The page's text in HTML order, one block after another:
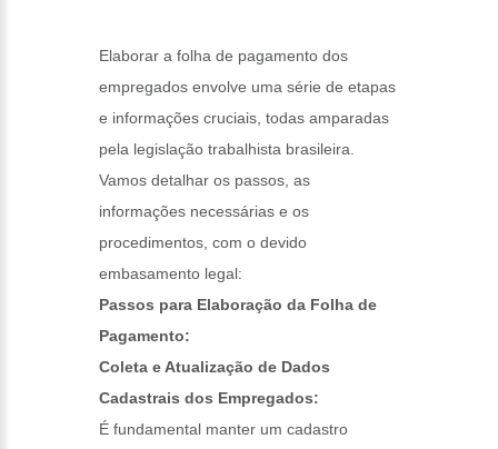
Elaborar a folha de pagamento dos
empregados envolve uma série de etapas
e informações cruciais, todas amparadas
pela legislação trabalhista brasileira.
Vamos detalhar os passos, as
informações necessárias e os
procedimentos, com o devido
embasamento legal:
Passos para Elaboração da Folha de
Pagamento:
Coleta e Atualização de Dados
Cadastrais dos Empregados:
É fundamental manter um cadastro